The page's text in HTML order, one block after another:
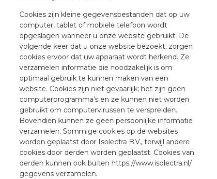
Cookies zijn kleine gegevensbestanden dat op uw
computer, tablet of mobiele telefoon wordt
opgeslagen wanneer u onze website gebruikt. De
volgende keer dat u onze website bezoekt, zorgen
cookies ervoor dat uw apparaat wordt herkend. Ze
verzamelen informatie die noodzakelijk is om
optimaal gebruik te kunnen maken van een
website. Cookies zijn niet gevaarlijk; het zijn geen
computerprogramma’s en ze kunnen niet worden
gebruikt om computervirussen te verspreiden.
Bovendien kunnen ze geen persoonlijke informatie
verzamelen. Sommige cookies op de websites
worden geplaatst door Isolectra B.V., terwijl andere
cookies door derden worden geplaatst. Cookies van
derden kunnen ook buiten https://www.isolectra.nl/
gegevens verzamelen.
installeren
installeren
installeren
installeren in beton